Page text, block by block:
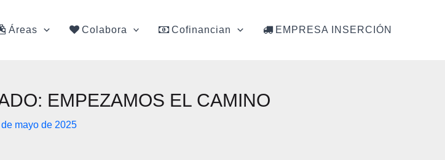
Áreas Colabora Cofinancian EMPRESA INSERCIÓN
EMPEZAMOS EL CAMINO
mayo de 2025